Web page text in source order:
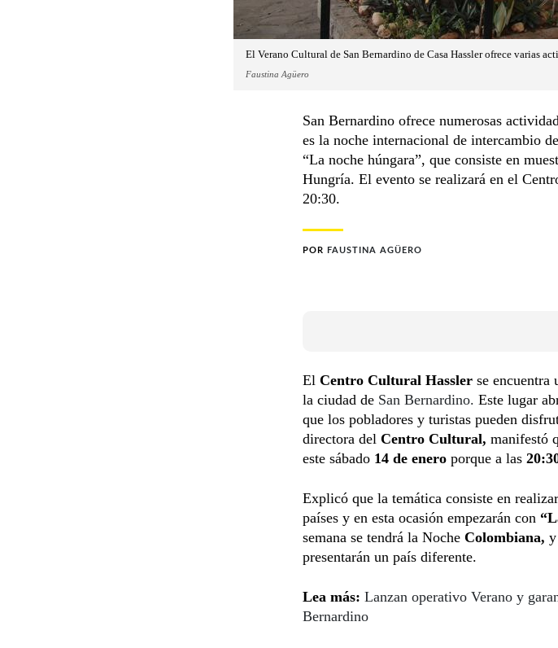
El Verano Cultural de San Bernardino de Casa Hassler ofrece varias
Faustina Agüero
San Bernardino ofrece numerosas
es la noche internacional de intercambio
“La noche húngara”, que consiste en
Hungría. El evento se realizará en el
20:30.
POR FAUSTINA AGÜERO
El Centro Cultural Hassler se encuentra
la ciudad de San Bernardino. Este lugar
que los pobladores y turistas pueden
directora del Centro Cultural, manifestó
este sábado 14 de enero porque a las
Explicó que la temática consiste en
países y en esta ocasión empezarán con
semana se tendrá la Noche Colombiana,
presentarán un país diferente.
Lea más: Lanzan operativo Verano y
Bernardino